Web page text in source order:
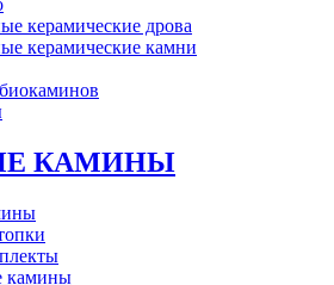
керамические дрова
керамические камни
КАМИНЫ
камины